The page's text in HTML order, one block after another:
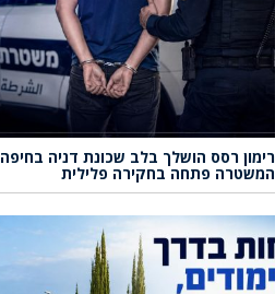
רימון רסס הושלך בלב שכונת דניה בחיפה
המשטרה פתחה בחקירה פלילית